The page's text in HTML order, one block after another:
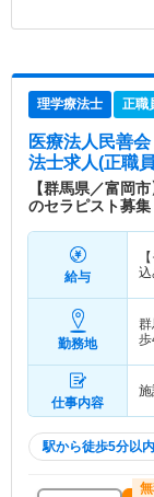
理学療法士 正職
医療法人民善
法士求人(正職
【群馬県／富岡
のセラピスト募集
給与
込
勤務地
歩
仕事内容
駅から徒歩5分以内